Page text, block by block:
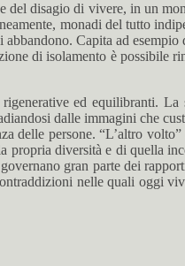
del disagio di vivere, in un
monadi del tutto
Capita ad
di isolamento è possibile
rigenerative ed equilibranti.
dalle immagini che
delle persone. “L’altro
propria diversità e di quella
gran parte dei
nelle quali oggi